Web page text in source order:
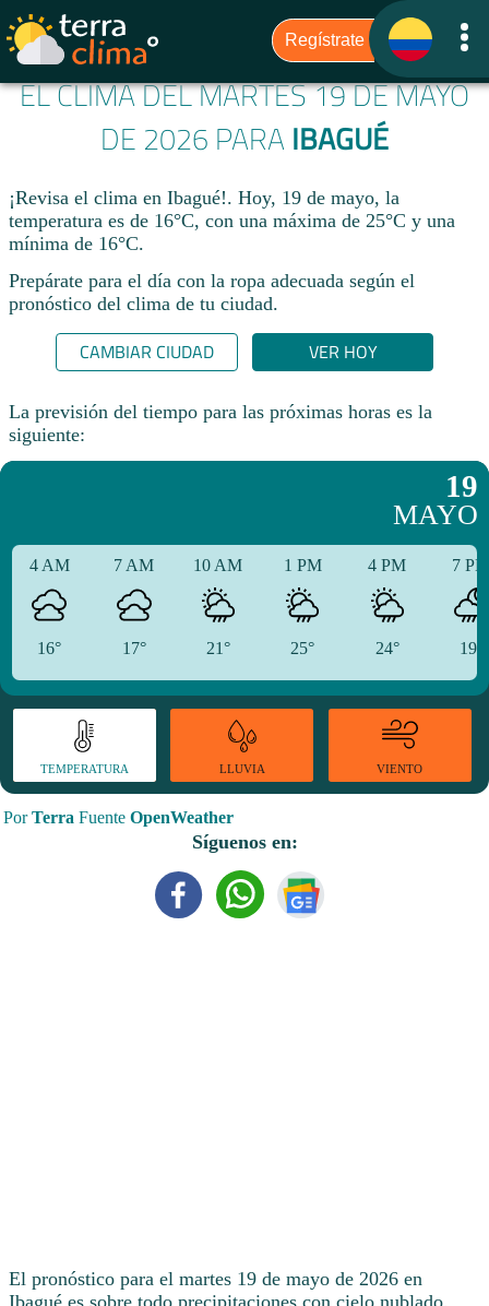
EL CLIMA DEL MARTES 19 DE MAYO
DE 2026 PARA IBAGUÉ
¡Revisa el clima en Ibagué!. Hoy, 19 de mayo, la
temperatura es de 16°C, con una máxima de 25°C y una
mínima de 16°C.​
Prepárate para el día con la ropa adecuada según el
pronóstico del clima de tu ciudad.​
CAMBIAR CIUDAD VER HOY
La previsión del tiempo para las próximas horas es la
siguiente:
19
MAYO
4 AM
16°
7 AM
17°
10 AM
21°
1 PM
25°
4 PM
24°
7
19°
TEMPERATURA LLUVIA VIENTO
PorTerra Fuente OpenWeather
Síguenos en:
El pronóstico para el martes 19 de mayo de 2026 en